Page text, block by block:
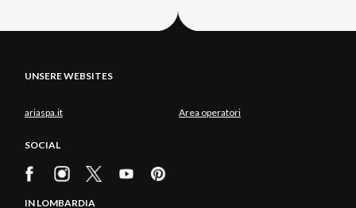
UNSERE WEBSITES
ariaspa.it Area operatori
SOCIAL
IN LOMBARDIA